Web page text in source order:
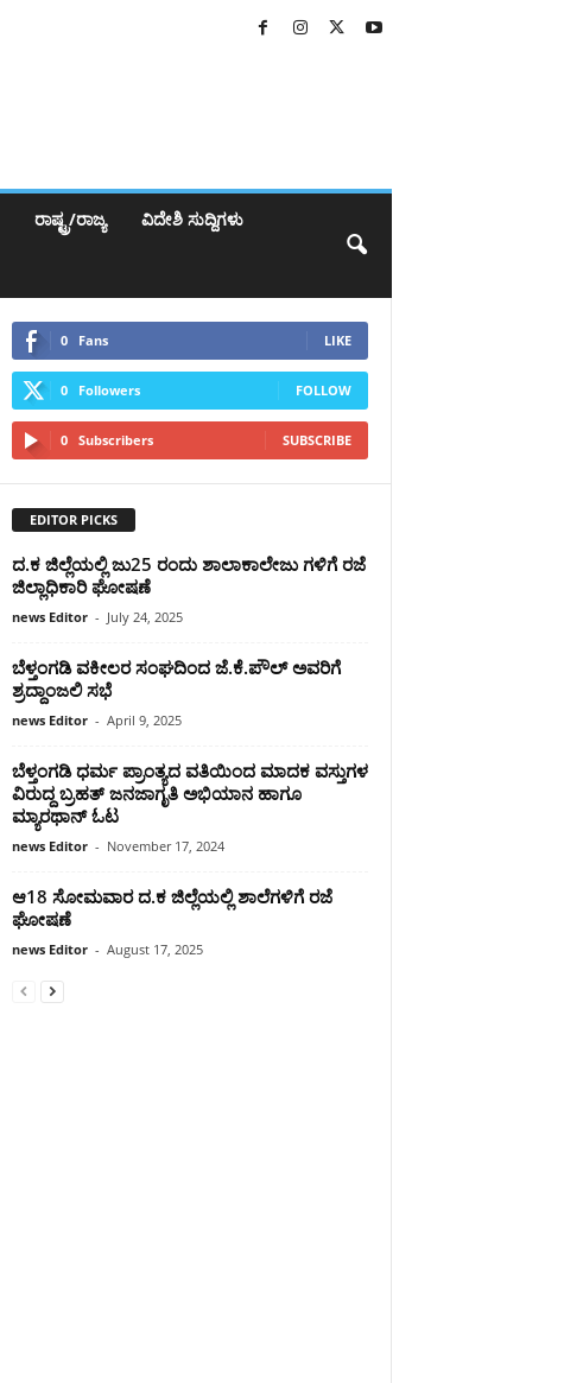
ರಾಷ್ಟ್ರ/ರಾಜ್ಯ ವಿದೇಶಿ ಸುದ್ದಿಗಳು
0 Fans LIKE
0 Followers FOLLOW
0 Subscribers SUBSCRIBE
EDITOR PICKS
ದ.ಕ ಜಿಲ್ಲೆಯಲ್ಲಿ ಜು25 ರಂದು ಶಾಲಾಕಾಲೇಜು ಗಳಿಗೆ ರಜೆ
ಜಿಲ್ಲಾಧಿಕಾರಿ ಘೋಷಣೆ
news Editor - July 24, 2025
ಬೆಳ್ತಂಗಡಿ ವಕೀಲರ ಸಂಘದಿಂದ ಜೆ.ಕೆ.ಪೌಲ್ ಅವರಿಗೆ
ಶ್ರದ್ದಾಂಜಲಿ ಸಭೆ
news Editor - April 9, 2025
ಬೆಳ್ತಂಗಡಿ ಧರ್ಮ ಪ್ರಾಂತ್ಯದ ವತಿಯಿಂದ ಮಾದಕ ವಸ್ತುಗಳ
ವಿರುದ್ದ ಬ್ರಹತ್ ಜನಜಾಗೃತಿ ಅಭಿಯಾನ ಹಾಗೂ
ಮ್ಯಾರಥಾನ್ ಓಟ
news Editor - November 17, 2024
ಆ18 ಸೋಮವಾರ ದ.ಕ ಜಿಲ್ಲೆಯಲ್ಲಿ ಶಾಲೆಗಳಿಗೆ ರಜೆ
ಘೋಷಣೆ
news Editor - August 17, 2025